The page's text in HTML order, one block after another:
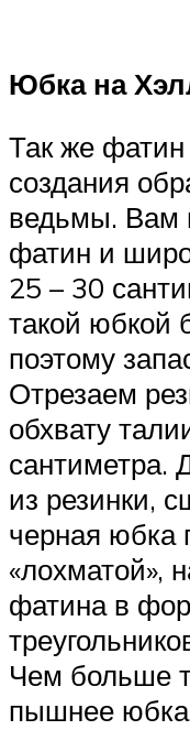
Юбка на
Так же
создания
ведьмы. Вам
фатин и
25 – 30
такой юбкой
поэтому
Отрезаем
обхвату
сантиметра.
из резинки,
черная юбка
«лохматой»,
фатина в
Чем больше
пышнее